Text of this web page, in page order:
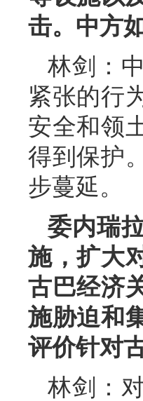
击。中方
林剑：
紧张的行
安全和领
得到保护
步蔓延。
委内瑞
施，扩大
古巴经济
施胁迫和
评价针对
林剑：